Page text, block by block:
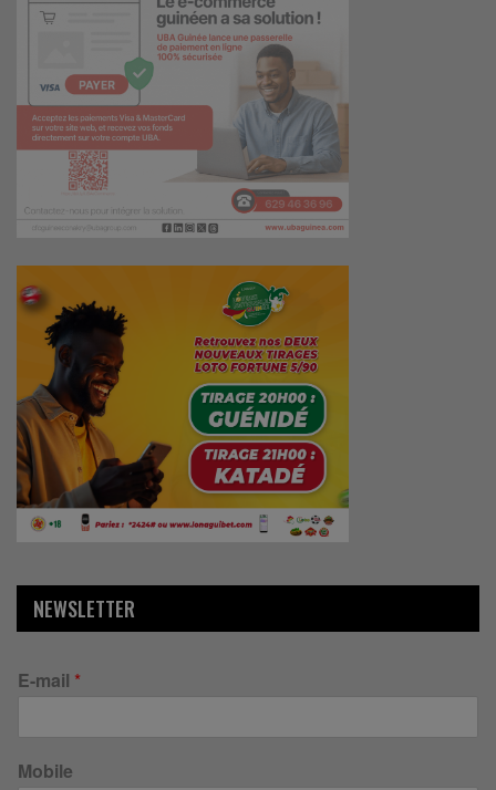
NEWSLETTER
E-mail *
Mobile